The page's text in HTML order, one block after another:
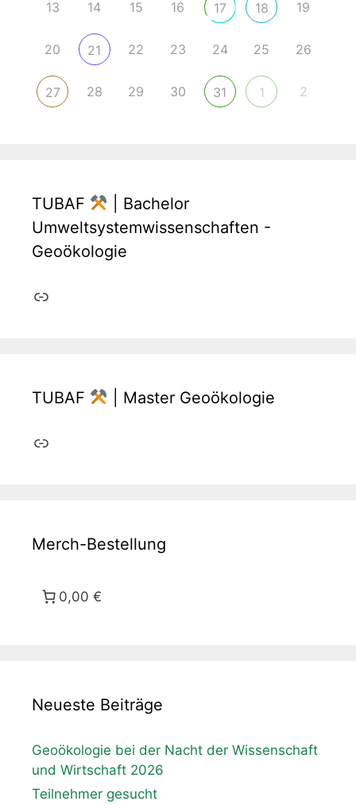
13 14 15 16 17 18 19
20 21 22 23 24 25 26
27 28 29 30 31 1 2
TUBAF
| Bachelor
Umweltsystemwissenschaften -
Geoökologie
Link
TUBAF | Master Geoökologie
Link
Merch-Bestellung
0,00 €
Neueste Beiträge
Geoökologie bei der Nacht der Wissenschaft
und Wirtschaft 2026
Teilnehmer gesucht